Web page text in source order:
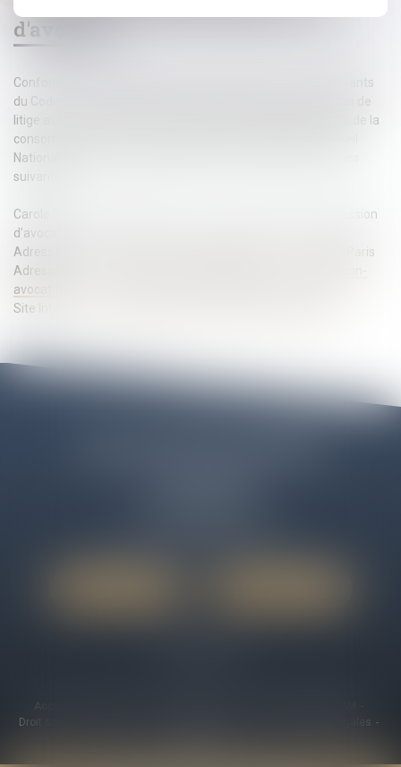
consommation de la profession
d'avocat
Conformément aux dispositions des articles L. 612-1 et suivants
du Code de la consommation, vous avez la possibilité, en cas de
litige avec un avocat, de recourir gratuitement au Médiateur de la
consommation qui sera le médiateur national près du Conseil
National des Barreaux (CNB) et dont les coordonnées sont les
suivantes :
Carole Pascarel, médiateur de la consommation de la profession
d’avocat
Adresse postale : CNB, 180 boulevard Haussmann – 75008 Paris
Adresse email :
avocat.fr
Site Internet :
Droit social
Mentions légales